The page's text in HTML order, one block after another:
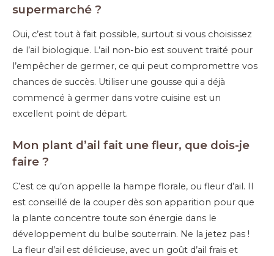
supermarché ?
Oui, c’est tout à fait possible, surtout si vous choisissez
de l’ail biologique. L’ail non-bio est souvent traité pour
l’empêcher de germer, ce qui peut compromettre vos
chances de succès. Utiliser une gousse qui a déjà
commencé à germer dans votre cuisine est un
excellent point de départ.
Mon plant d’ail fait une fleur, que dois-je
faire ?
C’est ce qu’on appelle la hampe florale, ou fleur d’ail. Il
est conseillé de la couper dès son apparition pour que
la plante concentre toute son énergie dans le
développement du bulbe souterrain. Ne la jetez pas !
La fleur d’ail est délicieuse, avec un goût d’ail frais et